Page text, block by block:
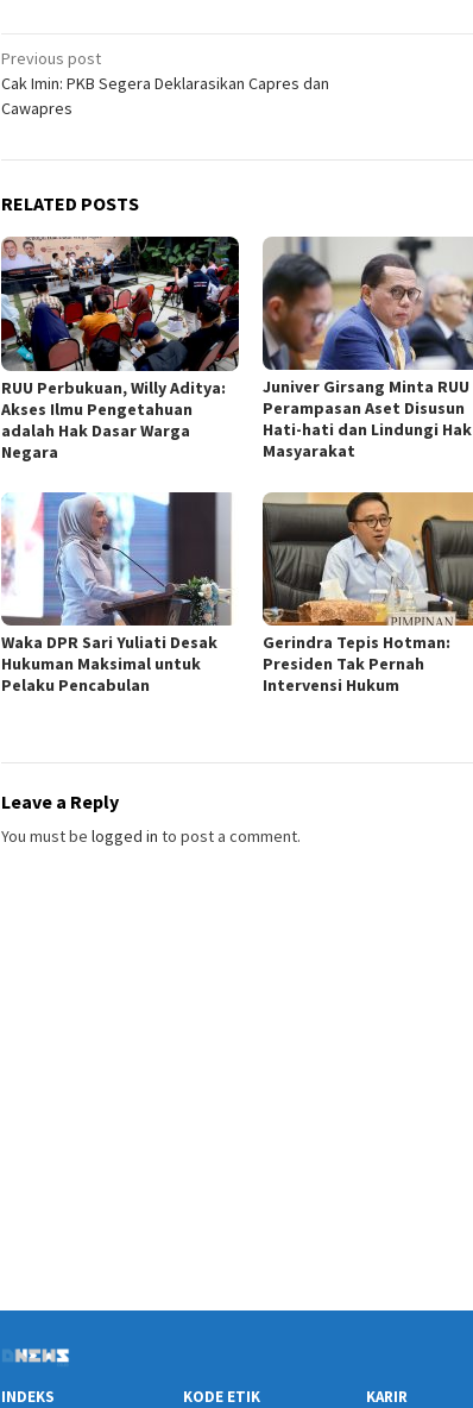
Post
navigation
Previous post
Cak Imin: PKB Segera Deklarasikan Capres dan
Cawapres
RELATED POSTS
RUU Perbukuan, Willy Aditya:
Akses Ilmu Pengetahuan
adalah Hak Dasar Warga
Negara
Juniver Girsang Minta RUU
Perampasan Aset Disusun
Hati-hati dan Lindungi Hak
Masyarakat
Waka DPR Sari Yuliati Desak
Hukuman Maksimal untuk
Pelaku Pencabulan
Gerindra Tepis Hotman:
Presiden Tak Pernah
Intervensi Hukum
Leave a Reply
You must be logged in to post a comment.
INDEKS KODE ETIK KARIR